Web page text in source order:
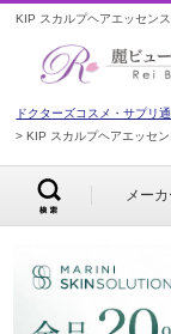
KIP スカルプヘアエッセン
ドクターズコスメ・サプリ
KIP スカルプヘアエッセ
メーカ